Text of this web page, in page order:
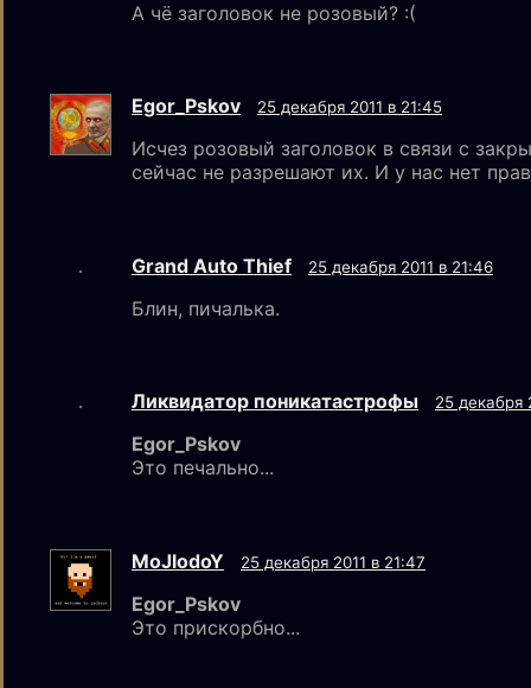
А чё заголовок не розовый? :(
Egor_Pskov 25 декабря 2011 в 21:45
Исчез розовый заголовок в связи с
сейчас не разрешают их. И у нас нет
Grand Auto Thief 25 декабря 2011 в 21:46
Блин, пичалька.
Ликвидатор поникатастрофы 25 декабря
Egor_Pskov
Это печально...
MoJlodoY 25 декабря 2011 в 21:47
Egor_Pskov
Это прискорбно...